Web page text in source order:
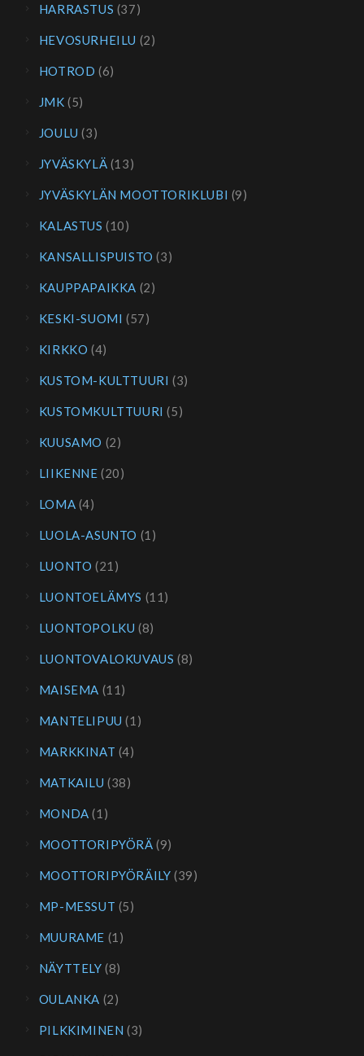
HARRASTUS (37)
HEVOSURHEILU (2)
HOTROD (6)
JMK (5)
JOULU (3)
JYVÄSKYLÄ (13)
JYVÄSKYLÄN MOOTTORIKLUBI (9)
KALASTUS (10)
KANSALLISPUISTO (3)
KAUPPAPAIKKA (2)
KESKI-SUOMI (57)
KIRKKO (4)
KUSTOM-KULTTUURI (3)
KUSTOMKULTTUURI (5)
KUUSAMO (2)
LIIKENNE (20)
LOMA (4)
LUOLA-ASUNTO (1)
LUONTO (21)
LUONTOELÄMYS (11)
LUONTOPOLKU (8)
LUONTOVALOKUVAUS (8)
MAISEMA (11)
MANTELIPUU (1)
MARKKINAT (4)
MATKAILU (38)
MONDA (1)
MOOTTORIPYÖRÄ (9)
MOOTTORIPYÖRÄILY (39)
MP-MESSUT (5)
MUURAME (1)
NÄYTTELY (8)
OULANKA (2)
PILKKIMINEN (3)